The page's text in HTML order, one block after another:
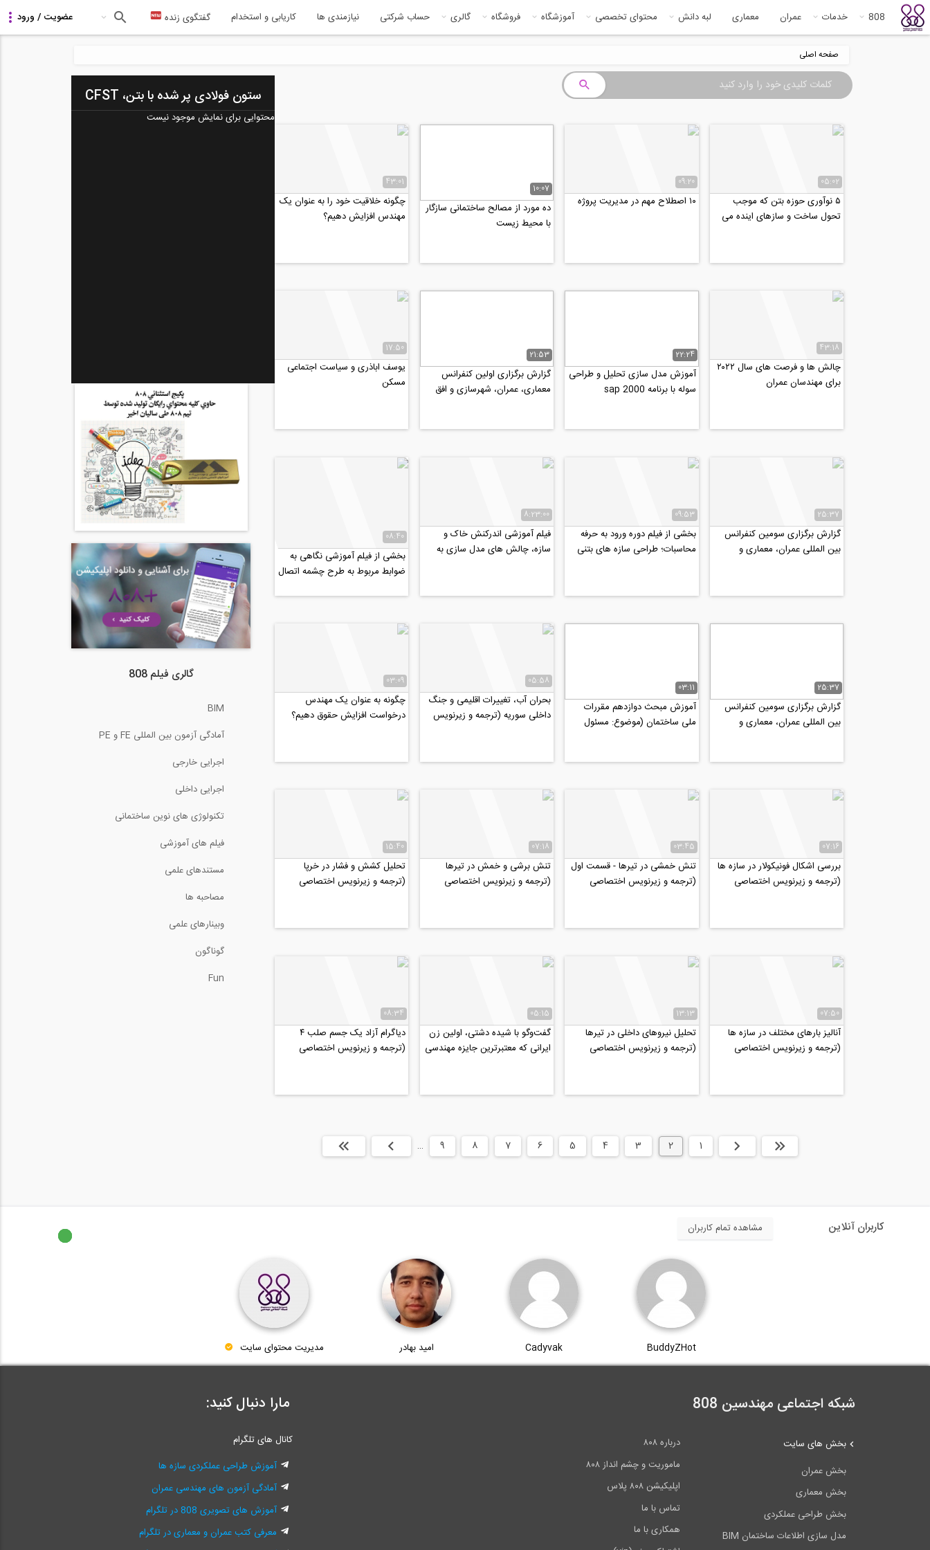
808 خدمات عمران معماری لبه دانش محتوای تخصصی آموزشگاه فروشگاه گالری حساب شرکتی نیازمندی ها کاریابی و استخدام گفتگوی زنده
صفحه اصلی
05:02
۵ نوآوری حوزه بتن که موجب
تحول ساخت و سازهای اینده می
09:20
۱۰ اصطلاح مهم در مدیریت پروژه
10:07
ده مورد از مصالح ساختمانی سازگار
با محیط زیست
43:01
چگونه خلاقیت خود را به عنوان یک
مهندس افزایش دهیم؟
43:18
چالش ها و فرصت های سال ۲۰۲۲
برای مهندسان عمران
22:24
آموزش مدل سازی تحلیل و طراحی
سوله با برنامه sap 2000
21:53
گزارش برگزاری اولین کنفرانس
معماری، عمران، شهرسازی و افق
17:50
یوسف اباذری و سیاست اجتماعی
مسکن
25:37
گزارش برگزاری سومین کنفرانس
بین المللی عمران، معماری و
09:53
بخشی از فیلم دوره ورود به حرفه
محاسبات؛ طراحی سازه های بتنی
8:23:00
فیلم آموزشی اندرکنش خاک و
سازه، چالش های مدل سازی به
08:40
بخشی از فیلم آموزشی نگاهی به
ضوابط مربوط به طرح چشمه اتصال
25:37
گزارش برگزاری سومین کنفرانس
بین المللی عمران، معماری و
03:11
آموزش مبحث دوازدهم مقررات
ملی ساختمان (موضوع: مسئول
05:58
بحران آب، تغییرات اقلیمی و جنگ
داخلی سوریه (ترجمه و زیرنویس
03:09
چگونه به عنوان یک مهندس
درخواست افزایش حقوق دهیم؟
07:16
بررسی اشکال فونیکولار در سازه ها
(ترجمه و زیرنویس اختصاصی
03:45
تنش خمشی در تیرها - قسمت اول
(ترجمه و زیرنویس اختصاصی
07:18
تنش برشی و خمش در تیرها
(ترجمه و زیرنویس اختصاصی
15:40
تحلیل کشش و فشار در خرپا
(ترجمه و زیرنویس اختصاصی
07:50
آنالیز بارهای مختلف در سازه ها
(ترجمه و زیرنویس اختصاصی
13:13
تحلیل نیروهای داخلی در تیرها
(ترجمه و زیرنویس اختصاصی
05:15
گفت‌وگو با شیده دشتی، اولین زن
ایرانی که معتبرترین جایزه مهندسی
08:34
دیاگرام آزاد یک جسم صلب ۴
(ترجمه و زیرنویس اختصاصی
ابتدا قبلی 1
2
3
4
5
6
7
8
9
… بعدی انتها »
ستون فولادی پر شده با بتن، CFST
محتوایی برای نمایش موجود نیست
گالری فیلم 808
BIM
آمادگی آزمون بین المللی FE و PE
اجرایی خارجی
اجرایی داخلی
تکنولوژی های نوین ساختمانی
فیلم های آموزشی
مستندهای علمی
مصاحبه ها
وبینارهای علمی
گوناگون
Fun
کاربران آنلاین مشاهده تمام کاربران
BuddyZHot
Cadyvak امید بهادر مدیریت محتوای سایت
شبکه اجتماعی مهندسین 808
درباره ۸۰۸
ماموریت و چشم انداز ۸۰۸
اپلیکیشن ۸۰۸ پلاس
تماس با ما
همکاری با ما
بخش های سایت
بخش عمران
بخش معماری
بخش طراحی عملکردی
مدل سازی اطلاعات ساختمان BIM
مارا دنبال کنید:
کانال های تلگرام
آموزش طراحی عملکردی سازه ها
آمادگی آزمون های مهندسی عمران
آموزش های تصویری 808 در تلگرام
معرفی کتب عمران و معماری در تلگرام